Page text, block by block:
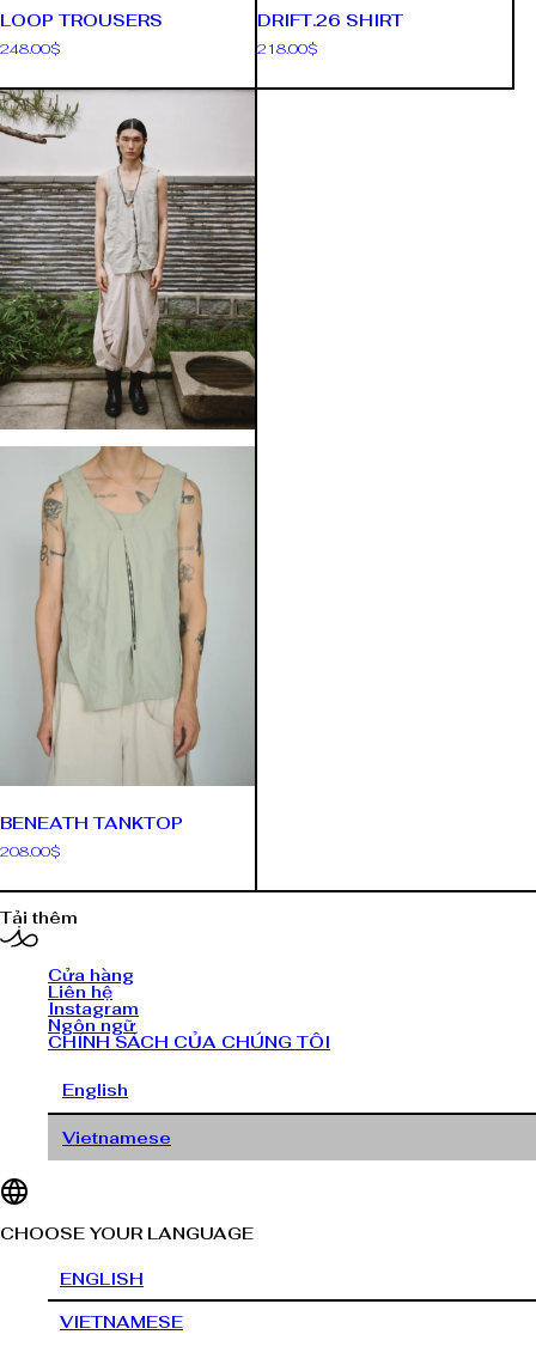
LOOP TROUSERS
248.00$
DRIFT.26 SHIRT
218.00$
BENEATH TANKTOP
208.00$
Tải thêm
Cửa hàng
Liên hệ
Instagram
Ngôn ngữ
CHÍNH SÁCH CỦA CHÚNG TÔI
English
Vietnamese
CHOOSE YOUR LANGUAGE
ENGLISH
VIETNAMESE